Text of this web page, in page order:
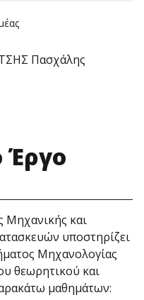
Πασχάλης
Έργο
Μηχανικής και
υποστηρίζει
Μηχανολογίας
θεωρητικού και
μαθημάτων: